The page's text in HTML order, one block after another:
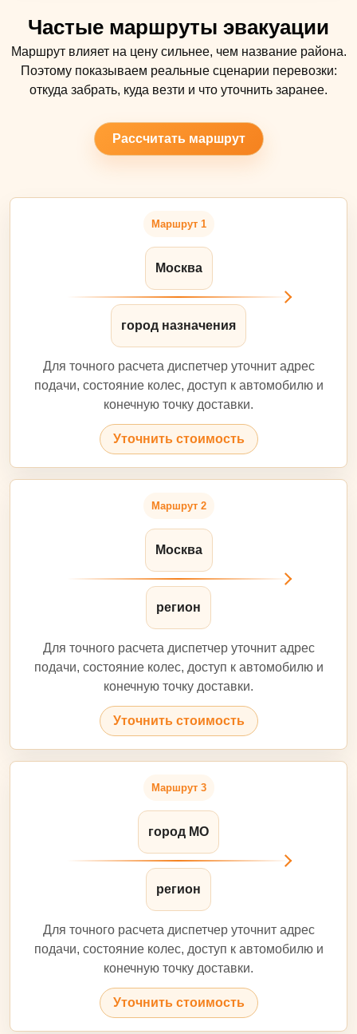
Частые маршруты эвакуации
Маршрут влияет на цену сильнее, чем название района.
Поэтому показываем реальные сценарии перевозки:
откуда забрать, куда везти и что уточнить заранее.
Рассчитать маршрут
Маршрут 1
Москва
город назначения
Для точного расчета диспетчер уточнит адрес
подачи, состояние колес, доступ к автомобилю и
конечную точку доставки.
Уточнить стоимость
Маршрут 2
Москва
регион
Для точного расчета диспетчер уточнит адрес
подачи, состояние колес, доступ к автомобилю и
конечную точку доставки.
Уточнить стоимость
Маршрут 3
город МО
регион
Для точного расчета диспетчер уточнит адрес
подачи, состояние колес, доступ к автомобилю и
конечную точку доставки.
Уточнить стоимость